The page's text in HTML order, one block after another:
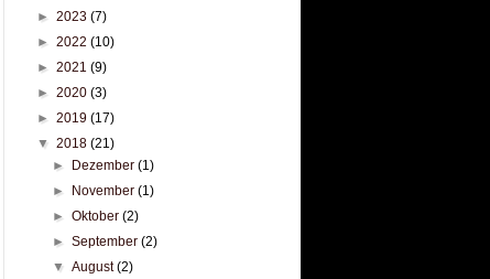
► 2023 (7)
► 2022 (10)
► 2021 (9)
► 2020 (3)
► 2019 (17)
▼ 2018 (21)
► Dezember(1)
► November(1)
►Oktober(2)
►September(2)
▼August(2)